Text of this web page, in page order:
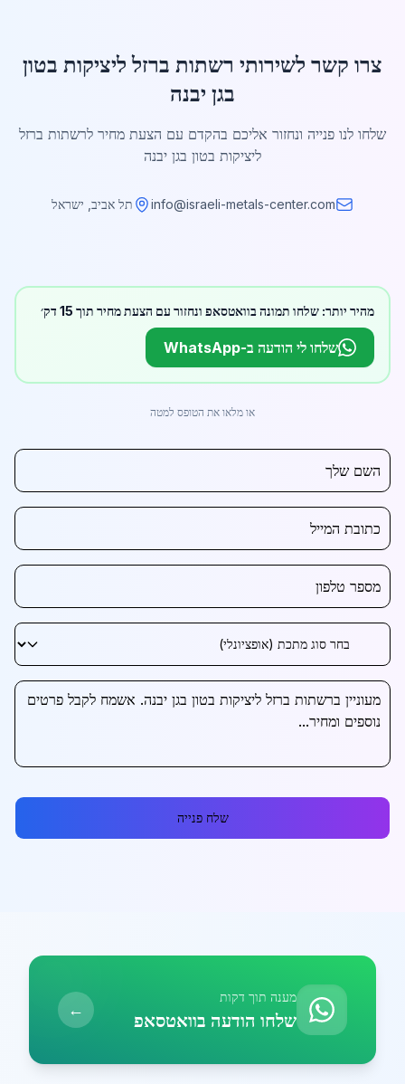
צרו קשר לשירותי רשתות ברזל ליציקות בטון
בגן יבנה
שלחו לנו פנייה ונחזור אליכם בהקדם עם הצעת מחיר לרשתות ברזל
ליציקות בטון בגן יבנה
info@israeli-metals-center.com תל אביב, ישראל
מהיר יותר: שלחו תמונה בוואטסאפ ונחזור עם הצעת מחיר תוך 15 דק׳
שלחו לי הודעה ב-WhatsApp
או מלאו את הטופס למטה
שלח פנייה
מענה תוך דקות
שלחו הודעה בוואטסאפ ←